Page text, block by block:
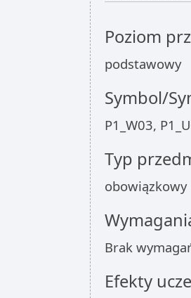
Poziom
podstawowy
Symbol/
P1_W03,
Typ
obowiązkowy
Brak
Efekty